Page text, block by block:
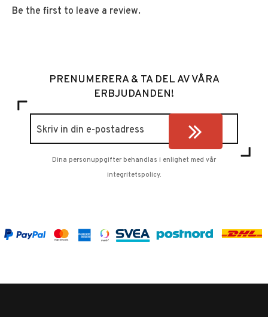
Be the first to leave a review.
PRENUMERERA & TA DEL AV VÅRA
ERBJUDANDEN!
Dina personuppgifter behandlas i enlighet med vår
integritetspolicy.